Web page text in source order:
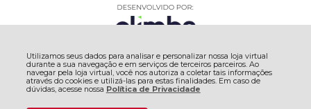
Utilizamos seus dados para analisar e personalizar nossa loja virtual
durante a sua navegação e em serviços de terceiros parceiros. Ao
navegar pela loja virtual, você nos autoriza a coletar tais informações
através do cookies e utilizá-las para estas finalidades. Em caso de
dúvidas, acesse nossa Política de Privacidade